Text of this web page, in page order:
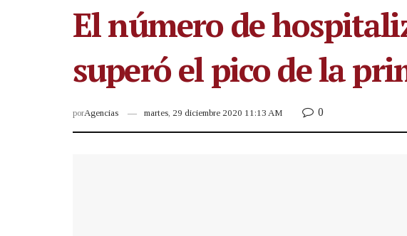
El número de
superó el pico de la
porAgencias martes, 29 diciembre 2020 11:13 AM 0